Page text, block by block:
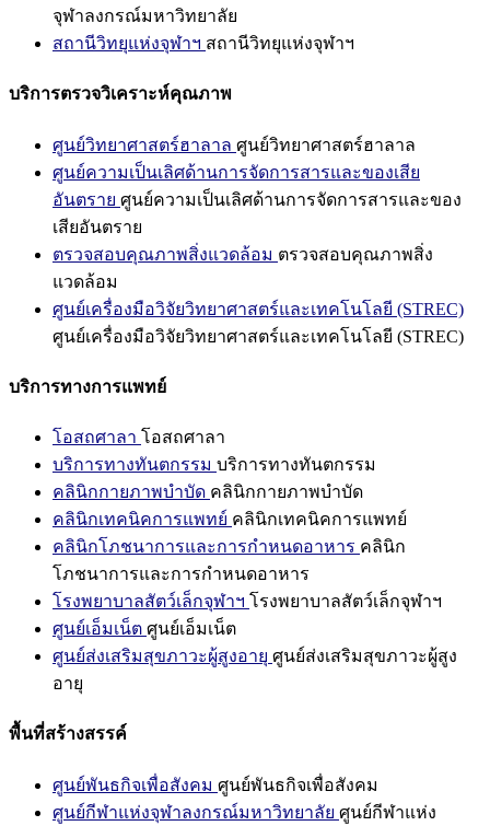
จุฬาลงกรณ์มหาวิทยาลัย
สถานีวิทยุแห่งจุฬาฯ สถานีวิทยุแห่งจุฬาฯ
บริการตรวจวิเคราะห์คุณภาพ
ศูนย์วิทยาศาสตร์ฮาลาล ศูนย์วิทยาศาสตร์ฮาลาล
ศูนย์ความเป็นเลิศด้านการจัดการสารและของเสีย
อันตราย ศูนย์ความเป็นเลิศด้านการจัดการสารและของ
เสียอันตราย
ตรวจสอบคุณภาพสิ่งแวดล้อม ตรวจสอบคุณภาพสิ่ง
แวดล้อม
ศูนย์เครื่องมือวิจัยวิทยาศาสตร์และเทคโนโลยี (STREC)
ศูนย์เครื่องมือวิจัยวิทยาศาสตร์และเทคโนโลยี (STREC)
บริการทางการแพทย์
โอสถศาลา โอสถศาลา
บริการทางทันตกรรม บริการทางทันตกรรม
คลินิกกายภาพบำบัด คลินิกกายภาพบำบัด
คลินิกเทคนิคการแพทย์ คลินิกเทคนิคการแพทย์
คลินิกโภชนาการและการกำหนดอาหาร คลินิก
โภชนาการและการกำหนดอาหาร
โรงพยาบาลสัตว์เล็กจุฬาฯ โรงพยาบาลสัตว์เล็กจุฬาฯ
ศูนย์เอ็มเน็ต ศูนย์เอ็มเน็ต
ศูนย์ส่งเสริมสุขภาวะผู้สูงอายุ ศูนย์ส่งเสริมสุขภาวะผู้สูง
อายุ
พื้นที่สร้างสรรค์
ศูนย์พันธกิจเพื่อสังคม ศูนย์พันธกิจเพื่อสังคม
ศูนย์กีฬาแห่งจุฬาลงกรณ์มหาวิทยาลัย ศูนย์กีฬาแห่ง